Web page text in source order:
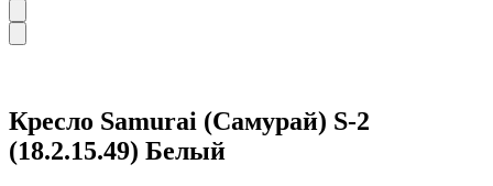
Кресло Samurai (Самурай) S-2
(18.2.15.49) Белый